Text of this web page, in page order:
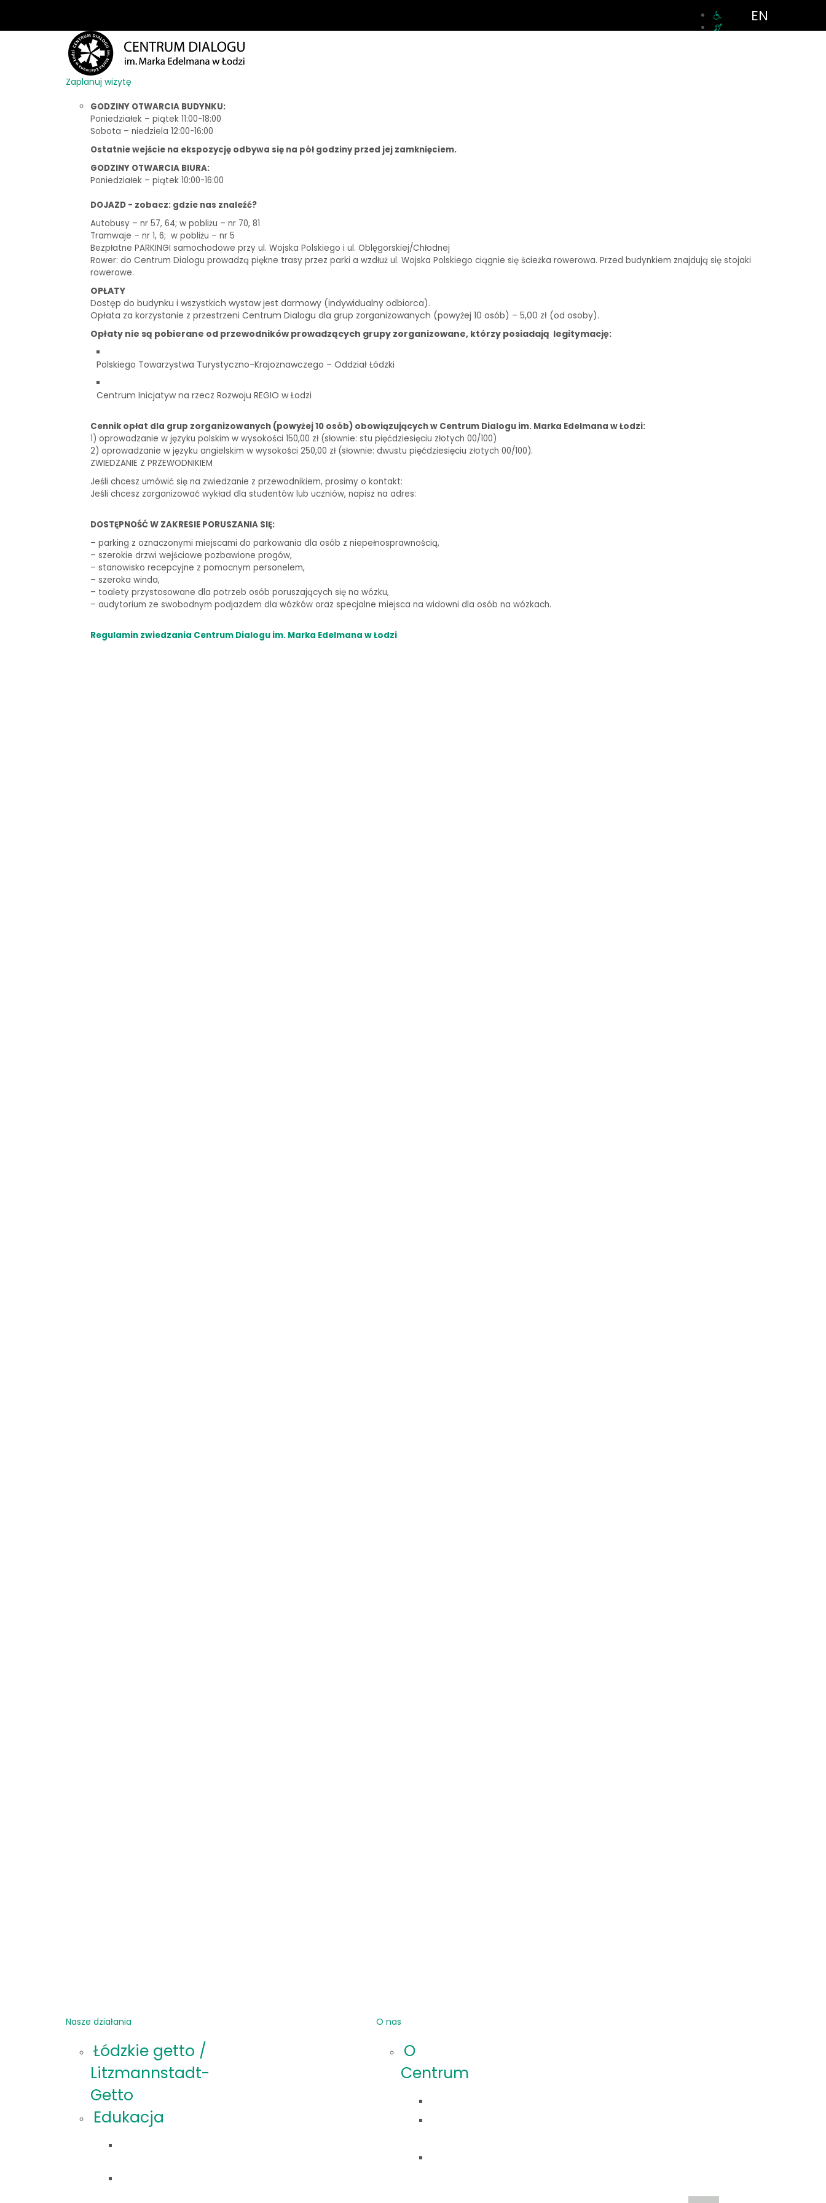
EN
Zaplanuj wizytę
GODZINY OTWARCIA BUDYNKU:
Poniedziałek – piątek 11:00-18:00
Sobota – niedziela 12:00-16:00
Ostatnie wejście na ekspozycję odbywa się na pół godziny przed jej zamknięciem.
GODZINY OTWARCIA BIURA:
Poniedziałek – piątek 10:00-16:00
DOJAZD - zobacz: gdzie nas znaleźć?
Autobusy – nr 57, 64; w pobliżu – nr 70, 81
Tramwaje – nr 1, 6; w pobliżu – nr 5
Bezpłatne PARKINGI samochodowe przy ul. Wojska Polskiego i ul. Oblęgorskiej/Chłodnej
Rower: do Centrum Dialogu prowadzą piękne trasy przez parki a wzdłuż ul. Wojska Polskiego ciągnie się ścieżka rowerowa. Przed budynkiem znajdują się stojaki
rowerowe.
OPŁATY
Dostęp do budynku i wszystkich wystaw jest darmowy (indywidualny odbiorca).
Opłata za korzystanie z przestrzeni Centrum Dialogu dla grup zorganizowanych (powyżej 10 osób) – 5,00 zł (od osoby).
Opłaty nie są pobierane od przewodników prowadzących grupy zorganizowane, którzy posiadają legitymację:
Polskiego Towarzystwa Turystyczno-Krajoznawczego – Oddział Łódzki
Centrum Inicjatyw na rzecz Rozwoju REGIO w Łodzi
Cennik opłat dla grup zorganizowanych (powyżej 10 osób) obowiązujących w Centrum Dialogu im. Marka Edelmana w Łodzi:
1) oprowadzanie w języku polskim w wysokości 150,00 zł (słownie: stu pięćdziesięciu złotych 00/100)
2) oprowadzanie w języku angielskim w wysokości 250,00 zł (słownie: dwustu pięćdziesięciu złotych 00/100).
ZWIEDZANIE Z PRZEWODNIKIEM
Jeśli chcesz umówić się na zwiedzanie z przewodnikiem, prosimy o kontakt:
Jeśli chcesz zorganizować wykład dla studentów lub uczniów, napisz na adres:
DOSTĘPNOŚĆ W ZAKRESIE PORUSZANIA SIĘ:
– parking z oznaczonymi miejscami do parkowania dla osób z niepełnosprawnością,
– szerokie drzwi wejściowe pozbawione progów,
– stanowisko recepcyjne z pomocnym personelem,
– szeroka winda,
– toalety przystosowane dla potrzeb osób poruszających się na wózku,
– audytorium ze swobodnym podjazdem dla wózków oraz specjalne miejsca na widowni dla osób na wózkach.
Regulamin zwiedzania Centrum Dialogu im. Marka Edelmana w Łodzi
Nasze działania
Łódzkie getto /
Litzmannstadt-
Getto
Edukacja
O nas
O
Centrum